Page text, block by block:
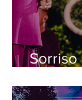
Lado B"